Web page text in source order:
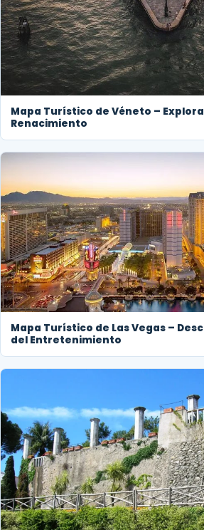
Mapa Turístico de Véneto –
Renacimiento
Mapa Turístico de Las Vegas –
del Entretenimiento